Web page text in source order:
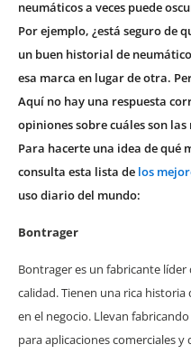
neumáticos a veces puede
Por ejemplo, ¿está seguro de
un buen historial de
esa marca en lugar de otra.
Aquí no hay una respuesta
opiniones sobre cuáles son
Para hacerte una idea de qué
consulta esta lista de los
uso diario del mundo:
Bontrager
Bontrager es un fabricante
calidad. Tienen una rica
en el negocio. Llevan
para aplicaciones comerciales